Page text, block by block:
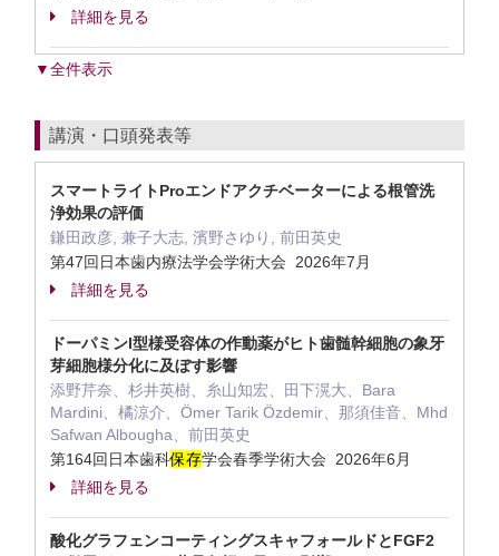
詳細を見る
▼全件表示
講演・口頭発表等
スマートライトProエンドアクチベーターによる根管洗
浄効果の評価
鎌田政彦, 兼子大志, 濱野さゆり, 前田英史
第47回日本歯内療法学会学術大会 2026年7月
詳細を見る
ドーパミンI型様受容体の作動薬がヒト歯髄幹細胞の象牙
芽細胞様分化に及ぼす影響
添野芹奈、杉井英樹、糸山知宏、田下滉大、Bara
Mardini、橘涼介、Ömer Tarik Özdemir、那須佳音、Mhd
Safwan Albougha、前田英史
第164回日本歯科保存学会春季学術大会 2026年6月
詳細を見る
酸化グラフェンコーティングスキャフォールドとFGF2